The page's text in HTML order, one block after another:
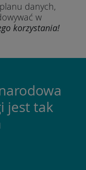
danych,
w
korzystania!
jest tak